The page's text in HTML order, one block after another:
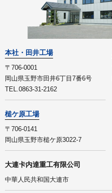
本社・田井工場
〒706-0001
岡山県玉野市田井6丁目7番6号
TEL.0863-31-2162
槌ケ原工場
〒706-0141
岡山県玉野市槌ケ原3022-7
大連卡内達重工有限公司
中華人民共和国大連市